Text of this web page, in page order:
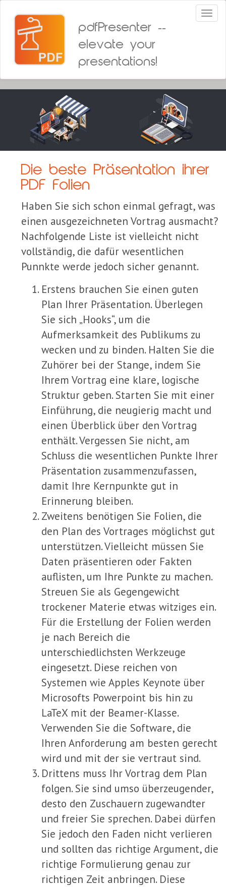
pdfPresenter --
elevate your
presentations!
Die beste Präsentation ihrer
PDF Folien
Haben Sie sich schon einmal gefragt, was
einen ausgezeichneten Vortrag ausmacht?
Nachfolgende Liste ist vielleicht nicht
vollständig, die dafür wesentlichen
Punnkte werde jedoch sicher genannt.
Erstens brauchen Sie einen guten
Plan Ihrer Präsentation. Überlegen
Sie sich „Hooks“, um die
Aufmerksamkeit des Publikums zu
wecken und zu binden. Halten Sie die
Zuhörer bei der Stange, indem Sie
Ihrem Vortrag eine klare, logische
Struktur geben. Starten Sie mit einer
Einführung, die neugierig macht und
einen Überblick über den Vortrag
enthält. Vergessen Sie nicht, am
Schluss die wesentlichen Punkte Ihrer
Präsentation zusammenzufassen,
damit Ihre Kernpunkte gut in
Erinnerung bleiben.
Zweitens benötigen Sie Folien, die
den Plan des Vortrages möglichst gut
unterstützen. Vielleicht müssen Sie
Daten präsentieren oder Fakten
auflisten, um Ihre Punkte zu machen.
Streuen Sie als Gegengewicht
trockener Materie etwas witziges ein.
Für die Erstellung der Folien werden
je nach Bereich die
unterschiedlichsten Werkzeuge
eingesetzt. Diese reichen von
Systemen wie Apples Keynote über
Microsofts Powerpoint bis hin zu
LaTeX mit der Beamer-Klasse.
Verwenden Sie die Software, die
Ihren Anforderung am besten gerecht
wird und mit der sie vertraut sind.
Drittens muss Ihr Vortrag dem Plan
folgen. Sie sind umso überzeugender,
desto den Zuschauern zugewandter
und freier Sie sprechen. Dabei dürfen
Sie jedoch den Faden nicht verlieren
und sollten das richtige Argument, die
richtige Formulierung genau zur
richtigen Zeit anbringen. Diese